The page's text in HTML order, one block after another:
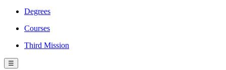
Degrees
Courses
Third Mission
☰